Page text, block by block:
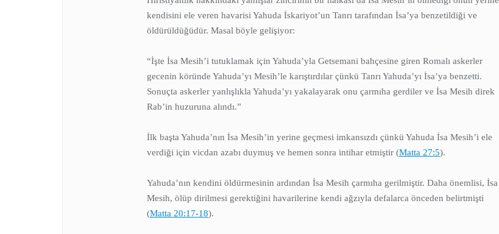
kendisini ele veren havarisi Yahuda İskariyot’un Tanrı tarafından İsa’ya benzetildiği ve
öldürüldüğüdür. Masal böyle gelişiyor:
“İşte İsa Mesih’i tutuklamak için Yahuda’yla Getsemani bahçesine giren Romalı askerler
gecenin köründe Yahuda’yı Mesih’le karıştırdılar çünkü Tanrı Yahuda’yı İsa’ya benzetti.
Sonuçta askerler yanlışlıkla Yahuda’yı yakalayarak onu çarmıha gerdiler ve İsa Mesih direk
Rab’in huzuruna alındı.”
İlk başta Yahuda’nın İsa Mesih’in yerine geçmesi imkansızdı çünkü Yahuda İsa Mesih’i ele
verdiği için vicdan azabı duymuş ve hemen sonra intihar etmiştir (Matta 27:5).
Yahuda’nın kendini öldürmesinin ardından İsa Mesih çarmıha gerilmiştir. Daha önemlisi, İsa
Mesih, ölüp dirilmesi gerektiğini havarilerine kendi ağzıyla defalarca önceden belirtmişti
(Matta 20:17-18).